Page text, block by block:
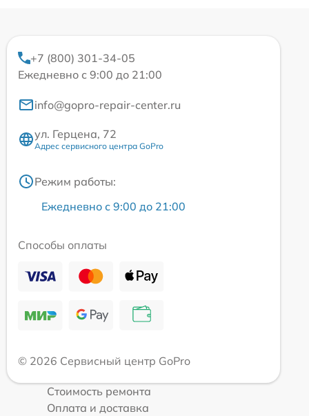
+7 (800) 301-34-05
Ежедневно с 9:00 до 21:00
info@gopro-repair-center.ru
ул. Герцена, 72
Адрес сервисного центра GoPro
Режим работы:
Ежедневно с 9:00 до 21:00
Способы оплаты
© 2026 Сервисный центр GoPro
Стоимость ремонта
Оплата и доставка